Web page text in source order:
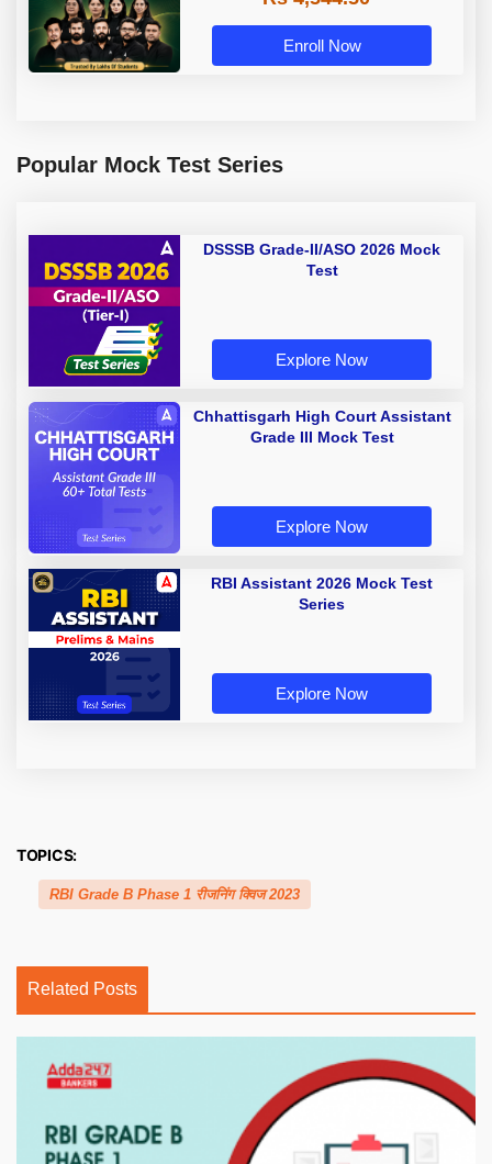
Enroll Now
Popular Mock Test Series
DSSSB Grade-II/ASO 2026 Mock
Test
Explore Now
Chhattisgarh High Court Assistant
Grade III Mock Test
Explore Now
RBI Assistant 2026 Mock Test
Series
Explore Now
TOPICS:
RBI Grade B Phase 1 रीजनिंग क्विज 2023
Related Posts